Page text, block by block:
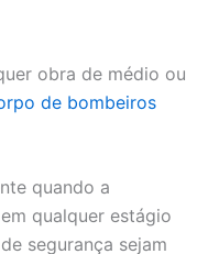
obra de médio ou
de bombeiros
quando a
qualquer estágio
segurança sejam